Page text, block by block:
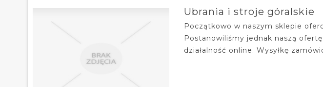
Ubrania i stroje góralskie
Początkowo w naszym sklepie
Postanowiliśmy jednak naszą
działalność online. Wysyłkę